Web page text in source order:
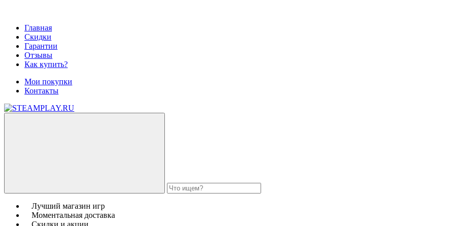
Главная
Скидки
Гарантии
Отзывы
Как купить?
Мои покупки
Контакты
Лучший магазин игр
Моментальная доставка
Скидки и акции